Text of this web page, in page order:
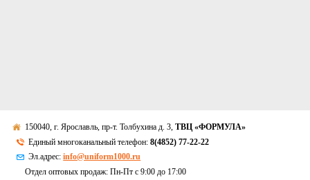
150040, г. Ярославль, пр-т. Толбухина д. 3,ТВЦ «ФОРМУЛА»
Единый многоканальный телефон:8(4852) 77-22-22
Эл.адрес:info@uniform1000.ru
Отдел оптовых продаж: Пн-Пт с 9:00 до 17:00